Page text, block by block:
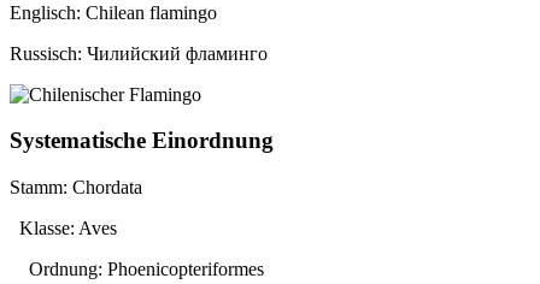
Englisch: Chilean flamingo
Russisch: Чилийский фламинго
Systematische Einordnung
Stamm: Chordata
Klasse: Aves
Ordnung: Phoenicopteriformes